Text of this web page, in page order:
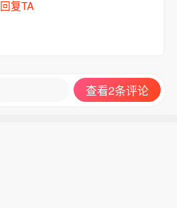
回复TA
查看2条评论